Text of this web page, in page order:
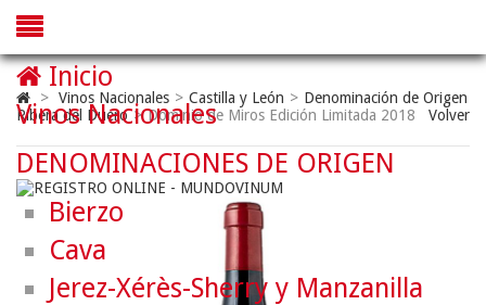
> Vinos Nacionales > Castilla y León > Denominación de Origen
Ribera del Duero > Dominio de Miros Edición Limitada 2018 Volver
Inicio
Vinos Nacionales
DENOMINACIONES DE ORIGEN
Bierzo
Cava
Jerez-Xérès-Sherry y Manzanilla